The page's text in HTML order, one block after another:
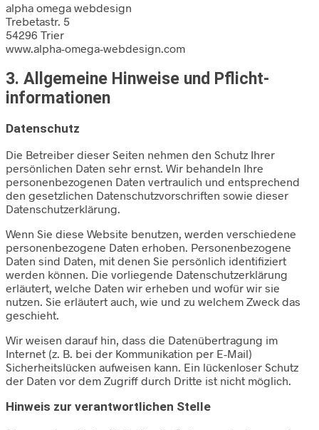
alpha omega webdesign
Trebetastr. 5
54296 Trier
www.alpha-omega-webdesign.com
3. Allgemeine Hinweise und Pflicht­
informationen
Datenschutz
Die Betreiber dieser Seiten nehmen den Schutz Ihrer
persönlichen Daten sehr ernst. Wir behandeln Ihre
personenbezogenen Daten vertraulich und entsprechend
den gesetzlichen Datenschutzvorschriften sowie dieser
Datenschutzerklärung.
Wenn Sie diese Website benutzen, werden verschiedene
personenbezogene Daten erhoben. Personenbezogene
Daten sind Daten, mit denen Sie persönlich identifiziert
werden können. Die vorliegende Datenschutzerklärung
erläutert, welche Daten wir erheben und wofür wir sie
nutzen. Sie erläutert auch, wie und zu welchem Zweck das
geschieht.
Wir weisen darauf hin, dass die Datenübertragung im
Internet (z. B. bei der Kommunikation per E-Mail)
Sicherheitslücken aufweisen kann. Ein lückenloser Schutz
der Daten vor dem Zugriff durch Dritte ist nicht möglich.
Hinweis zur verantwortlichen Stelle